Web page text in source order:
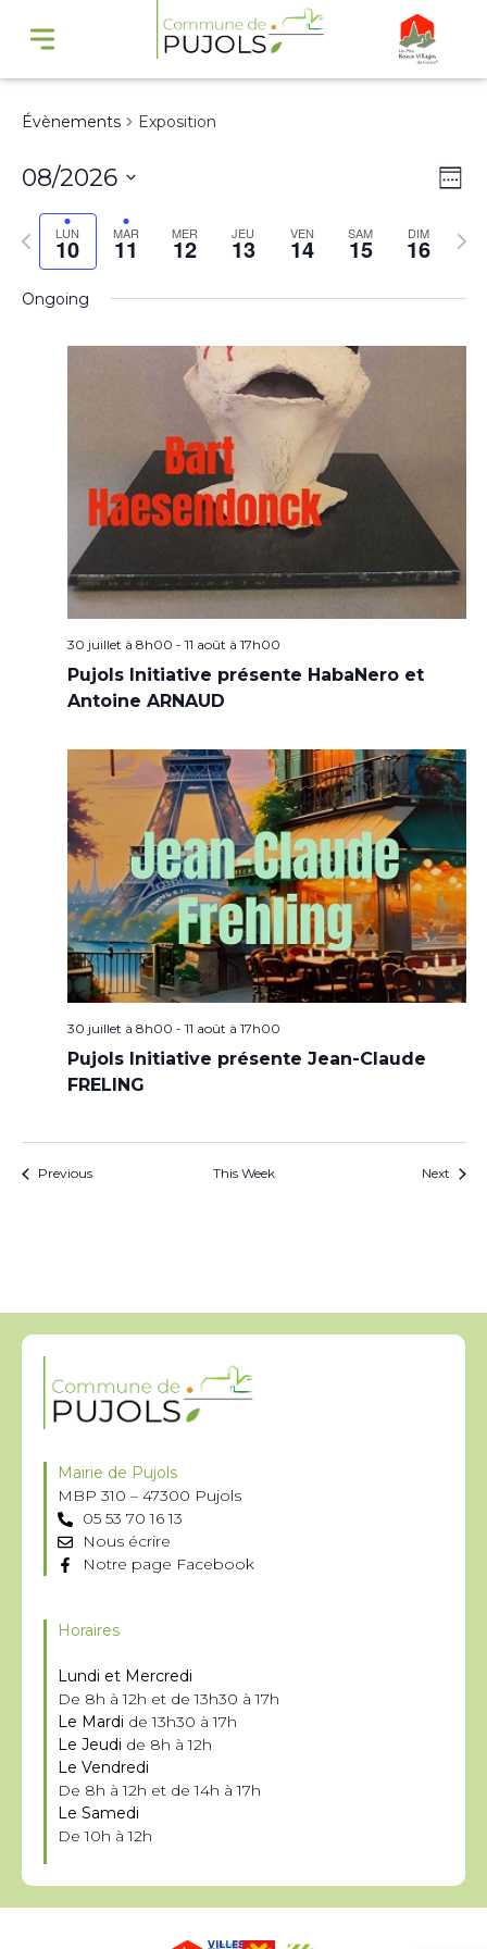
Évènements Exposition
08/2026
Select
date.
LUN
10 MAR
11 MER
12 JEU
13 VEN
14 SAM
15 DIM
16
Previous
Ongoing
30 juillet à 8h00 - 11 août à 17h00
Pujols Initiative présente HabaNero et
Antoine ARNAUD
30 juillet à 8h00 - 11 août à 17h00
Pujols Initiative présente Jean-Claude
FRELING
Previous This Week Next
Mairie de Pujols
MBP 310 – 47300 Pujols
05 53 70 16 13
Nous écrire
Notre page Facebook
Horaires
Lundi et Mercredi
De 8h à 12h et de 13h30 à 17h
Le Mardi de 13h30 à 17h
Le Jeudi de 8h à 12h
Le Vendredi
De 8h à 12h et de 14h à 17h
Le Samedi
De 10h à 12h